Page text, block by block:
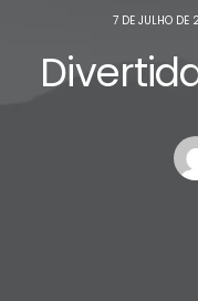
7 DE JULHO DE